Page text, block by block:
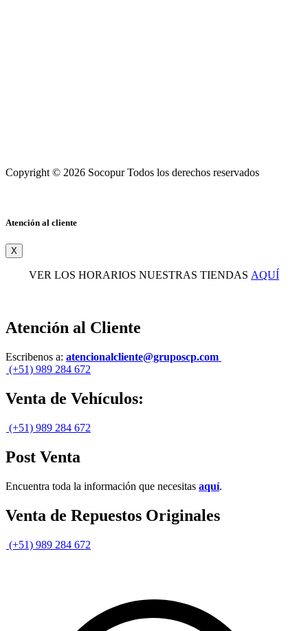
Copyright © 2026 Socopur Todos los derechos reservados
Atención al cliente
X
VER LOS HORARIOS NUESTRAS TIENDAS AQUÍ
Atención al Cliente
Escribenos a: atencionalcliente@gruposcp.com
(+51) 989 284 672
Venta de Vehículos:
(+51) 989 284 672
Post Venta
Encuentra toda la información que necesitas aquí.
Venta de Repuestos Originales
(+51) 989 284 672